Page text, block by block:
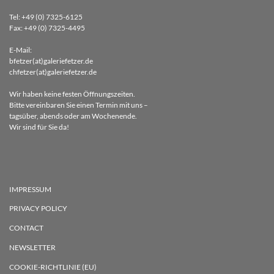
Tel: +49 (0) 7325-6125
Fax: +49 (0) 7325-4495
E-Mail:
bfetzer(at)galeriefetzer.de
chfetzer(at)galeriefetzer.de
Wir haben keine festen Öffnungszeiten.
Bitte vereinbaren Sie einen Termin mit uns –
tagsüber, abends oder am Wochenende.
Wir sind für Sie da!
IMPRESSUM
PRIVACY POLICY
CONTACT
NEWSLETTER
COOKIE-RICHTLINIE (EU)